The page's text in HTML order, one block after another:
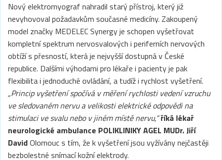
Nový elektromyograf nahradil starý přístroj, který již
nevyhovoval požadavkům současné medicíny. Zakoupený
model značky MEDELEC Synergy je schopen vyšetřovat
kompletní spektrum nervosvalových i periferních nervových
obtíží s přesností, která je nejvyšší dostupná v České
republice. Dalšími výhodami pro lékaře i pacienty je pak
flexibilita i jednoduché ovládání, a tudíž i rychlost vyšetření.
„Princip vyšetření spočívá v měření rychlosti vedení vzruchu
ve sledovaném nervu a velikosti elektrické odpovědi na
stimulaci ve svalu nebo v jiném místě nervu,“říká lékař
neurologické ambulance POLIKLINIKY AGEL MUDr. Jiří
DavidOlomouc s tím, že k vyšetření jsou vyžívány nejčastěji
bezbolestné snímací kožní elektrody.